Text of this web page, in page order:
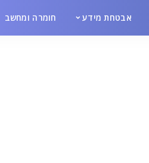
אבטחת מידע חומרה ומחשב